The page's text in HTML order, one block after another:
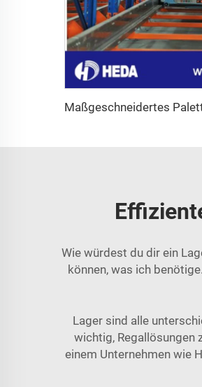
Wie würdest du dir ein
können, was ich
Lager sind alle
wichtig, Regallösungen
einem Unternehmen wie